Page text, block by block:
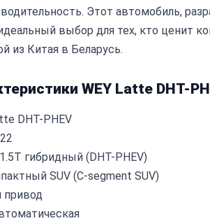
Этот автомобиль,
выбор для тех, кто ценит
из Китая в Беларусь.
WEY Latte DHT-
DHT-PHEV
1.5T гибридный (DHT-PHEV)
SUV (C-segment SUV)
привод